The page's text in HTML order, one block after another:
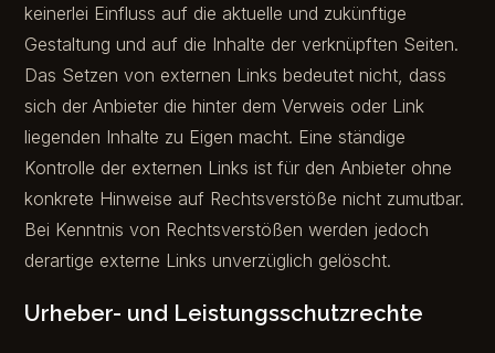
keinerlei Einfluss auf die aktuelle und zukünftige
Gestaltung und auf die Inhalte der verknüpften Seiten.
Das Setzen von externen Links bedeutet nicht, dass
sich der Anbieter die hinter dem Verweis oder Link
liegenden Inhalte zu Eigen macht. Eine ständige
Kontrolle der externen Links ist für den Anbieter ohne
konkrete Hinweise auf Rechtsverstöße nicht zumutbar.
Bei Kenntnis von Rechtsverstößen werden jedoch
derartige externe Links unverzüglich gelöscht.
Urheber- und Leistungsschutzrechte